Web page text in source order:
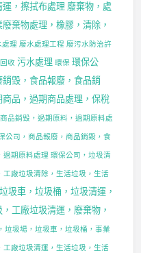
，擦拭布處理 廢棄物，處
棄物處理，橡膠，清除，
處理 廢水處理工程 廢污水防治許
收 污水處理 環保 環保公
毀，食品報廢，食品銷
品，過期商品處理，保稅
品銷毀，過期原料，過期原料處
公司，商品報廢，商品銷毀，食
過期原料處理 環保公司，垃圾清
廠垃圾清除，生活垃圾，生活
圾車，垃圾桶，垃圾清運，
工廠垃圾清運，廢棄物，
垃圾場，垃圾車，垃圾桶，事業
廠垃圾清運，生活垃圾，生活